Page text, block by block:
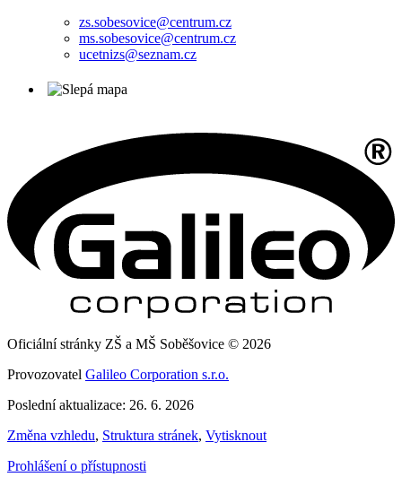
zs.sobesovice@centrum.cz
ms.sobesovice@centrum.cz
ucetnizs@seznam.cz
Oficiální stránky ZŠ a MŠ Soběšovice © 2026
Provozovatel Galileo Corporation s.r.o.
Poslední aktualizace: 26. 6. 2026
Změna vzhledu, Struktura stránek, Vytisknout
Prohlášení o přístupnosti